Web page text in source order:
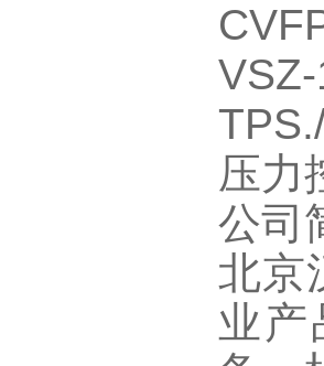
压力
公司
北京
业产